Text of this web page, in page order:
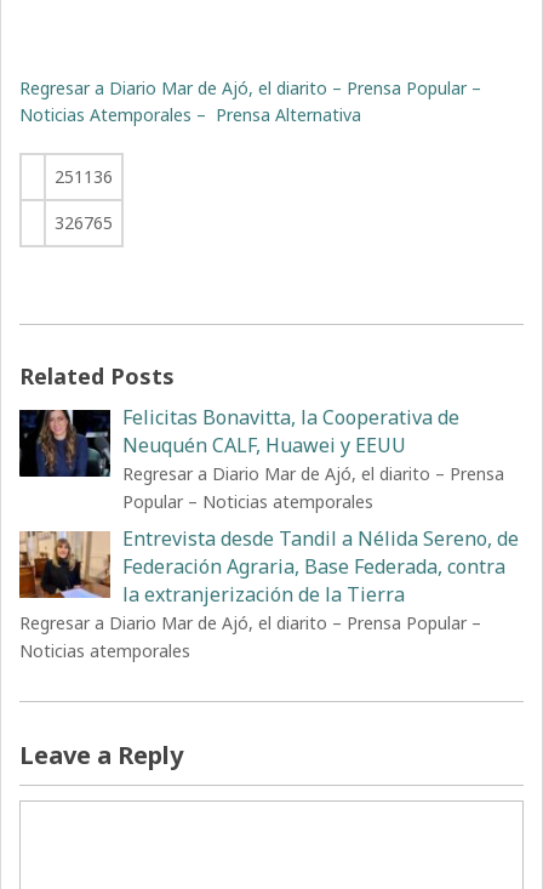
Regresar a Diario Mar de Ajó, el diarito – Prensa Popular –
Noticias Atemporales – Prensa Alternativa
251136
326765
Related Posts
Felicitas Bonavitta, la Cooperativa de
Neuquén CALF, Huawei y EEUU
Regresar a Diario Mar de Ajó, el diarito – Prensa
Popular – Noticias atemporales
Entrevista desde Tandil a Nélida Sereno, de
Federación Agraria, Base Federada, contra
la extranjerización de la Tierra
Regresar a Diario Mar de Ajó, el diarito – Prensa Popular –
Noticias atemporales
Leave a Reply